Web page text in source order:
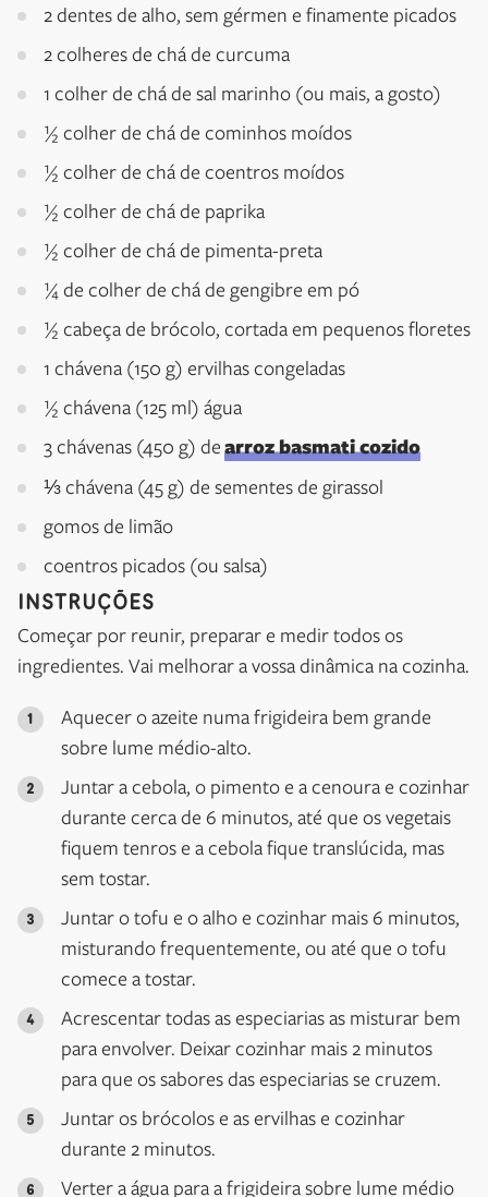
2 dentes de alho, sem gérmen e finamente picados
2 colheres de chá de curcuma
1 colher de chá de sal marinho (ou mais, a gosto)
½ colher de chá de cominhos moídos
½ colher de chá de coentros moídos
½ colher de chá de paprika
½ colher de chá de pimenta-preta
¼ de colher de chá de gengibre em pó
½ cabeça de brócolo, cortada em pequenos floretes
1 chávena (150 g) ervilhas congeladas
½ chávena (125 ml) água
3 chávenas (450 g) dearroz basmati cozido
⅓ chávena (45 g) de sementes de girassol
gomos de limão
coentros picados (ou salsa)
INSTRUÇÕES
Começar por reunir, preparar e medir todos os
ingredientes. Vai melhorar a vossa dinâmica na cozinha.
Aquecer o azeite numa frigideira bem grande
sobre lume médio-alto.
Juntar a cebola, o pimento e a cenoura e cozinhar
durante cerca de 6 minutos, até que os vegetais
fiquem tenros e a cebola fique translúcida, mas
sem tostar.
Juntar o tofu e o alho e cozinhar mais 6 minutos,
misturando frequentemente, ou até que o tofu
comece a tostar.
Acrescentar todas as especiarias as misturar bem
para envolver. Deixar cozinhar mais 2 minutos
para que os sabores das especiarias se cruzem.
Juntar os brócolos e as ervilhas e cozinhar
durante 2 minutos.
Verter a água para a frigideira sobre lume médio